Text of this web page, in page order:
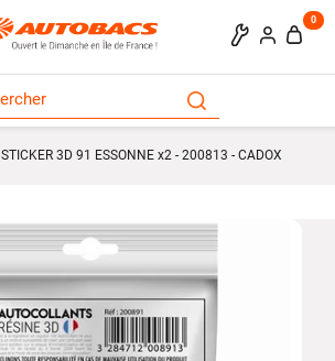
0
STICKER 3D 91 ESSONNE x2 - 200813 - CADOX